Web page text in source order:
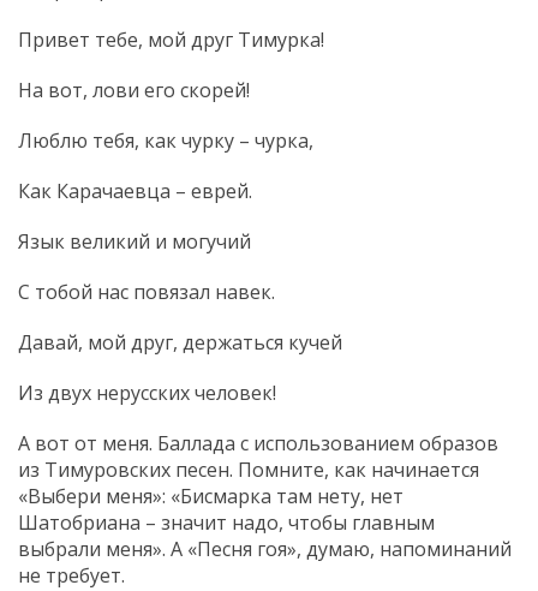
Привет тебе, мой друг Тимурка!
На вот, лови его скорей!
Люблю тебя, как чурку – чурка,
Как Карачаевца – еврей.
Язык великий и могучий
С тобой нас повязал навек.
Давай, мой друг, держаться кучей
Из двух нерусских человек!
А вот от меня. Баллада с использованием образов
из Тимуровских песен. Помните, как начинается
«Выбери меня»: «Бисмарка там нету, нет
Шатобриана – значит надо, чтобы главным
выбрали меня». А «Песня гоя», думаю, напоминаний
не требует.